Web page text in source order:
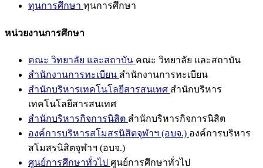
ทุนการศึกษา ทุนการศึกษา
หน่วยงานการศึกษา
คณะ วิทยาลัย และสถาบัน คณะ วิทยาลัย และสถาบัน
สำนักงานการทะเบียน สำนักงานการทะเบียน
สำนักบริหารเทคโนโลยีสารสนเทศ สำนักบริหาร
เทคโนโลยีสารสนเทศ
สำนักบริหารกิจการนิสิต สำนักบริหารกิจการนิสิต
องค์การบริหารสโมสรนิสิตจุฬาฯ (อบจ.) องค์การบริหาร
สโมสรนิสิตจุฬาฯ (อบจ.)
ศูนย์การศึกษาทั่วไป ศูนย์การศึกษาทั่วไป